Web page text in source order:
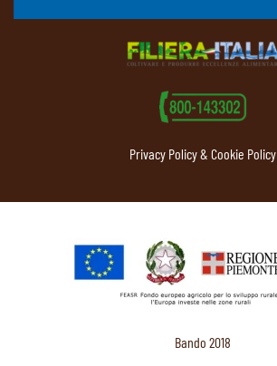
Privacy Policy & Cookie Policy
Bando 2018